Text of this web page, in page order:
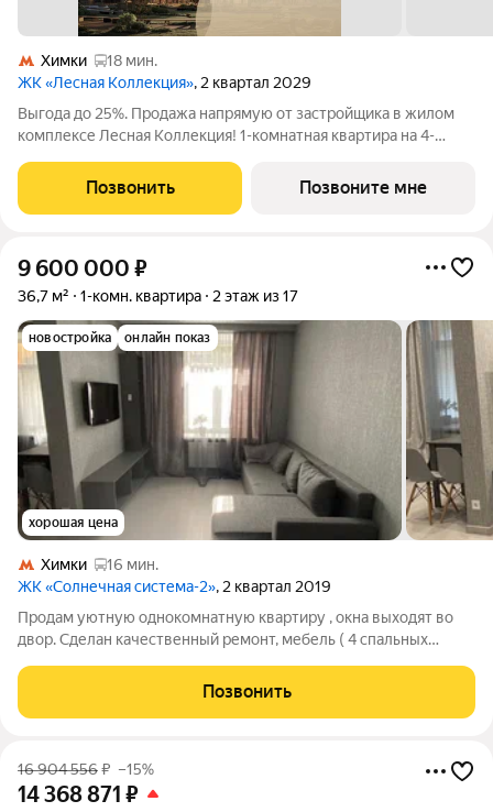
Химки
18 мин.
ЖК «Лесная Коллекция», 2 квартал 2029
Выгода до 25%. Продажа напрямую от застройщика в жилом
комплексе Лесная Коллекция! 1-комнатная квартира на 4-
жилой комплекс для тех, кто хочет жить в комфортной
городской среде и при этом быть
Позвонить Позвоните мне
9 600 000 ₽
36,7 м² 1-комн. квартира 2 этаж из 17
новостройка онлайн показ
хорошая цена
Химки
16 мин.
ЖК «Солнечная система-2», 2 квартал 2019
Продам уютную однокомнатную квартиру , окна выходят во
двор. Сделан качественный ремонт, мебель ( 4 спальных
духовой шкаф, варочная панель, вытяжка, холодильник,
стиральная машина.
Позвонить
16 904 556₽ –15%
14 368 871 ₽